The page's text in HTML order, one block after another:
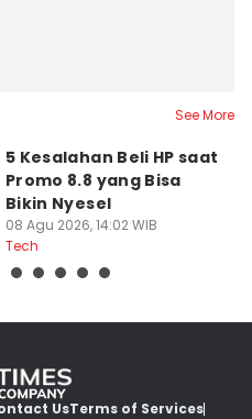
See More
5 Kesalahan Beli HP saat
Promo 8.8 yang Bisa
Bikin Nyesel
08 Agu 2026, 14:02 WIB
Tech
UsTerms of Services